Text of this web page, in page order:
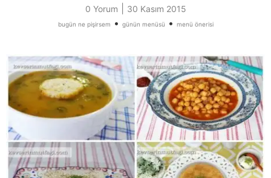
0 Yorum 30 Kasım 2015
bugün ne pişirsem • günün menüsü • menü önerisi